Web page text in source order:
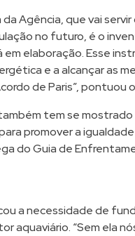
Agência, que vai
no futuro, é o
elaboração. Esse
e a alcançar as
de Paris”, pontuou
tem se
promover a
do Guia de
a necessidade de
aquaviário. “Sem ela